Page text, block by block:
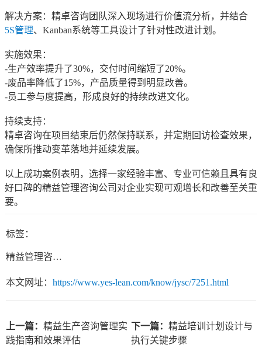
解决方案：精卓咨询团队深入现场进行价值流分析，并结合
5S管理、Kanban系统等工具设计了针对性改进计划。
实施效果：
-生产效率提升了30%，交付时间缩短了20%。
-废品率降低了15%，产品质量得到明显改善。
-员工参与度提高，形成良好的持续改进文化。
持续支持：
精卓咨询在项目结束后仍然保持联系，并定期回访检查效果，
确保所推动变革落地并延续发展。
以上成功案例表明，选择一家经验丰富、专业可信赖且具有良
好口碑的精益管理咨询公司对企业实现可观增长和改善至关重
要。
标签：
精益管理咨询公司
本文网址： https://www.yes-lean.com/know/jysc/7251.html
上一篇： 精益生产咨询管理实
践指南和效果评估
下一篇： 精益培训计划设计与
执行关键步骤